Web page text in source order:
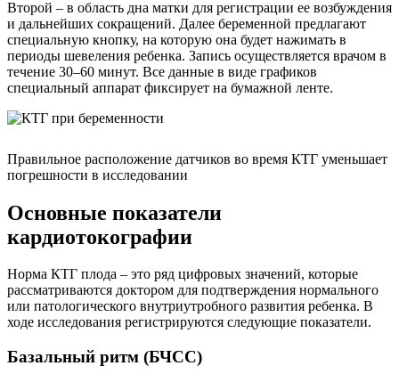
Второй – в область дна матки для регистрации ее возбуждения
и дальнейших сокращений. Далее беременной предлагают
специальную кнопку, на которую она будет нажимать в
периоды шевеления ребенка. Запись осуществляется врачом в
течение 30–60 минут. Все данные в виде графиков
специальный аппарат фиксирует на бумажной ленте.
Правильное расположение датчиков во время КТГ уменьшает
погрешности в исследовании
Основные показатели
кардиотокографии
Норма КТГ плода – это ряд цифровых значений, которые
рассматриваются доктором для подтверждения нормального
или патологического внутриутробного развития ребенка. В
ходе исследования регистрируются следующие показатели.
Базальный ритм (БЧСС)